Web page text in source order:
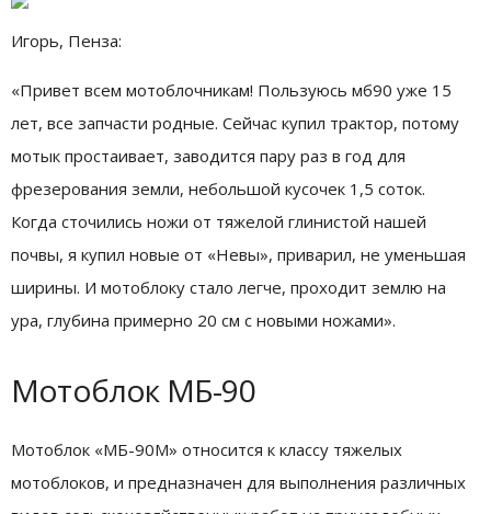
Игорь, Пенза:
«Привет всем мотоблочникам! Пользуюсь мб90 уже 15
лет, все запчасти родные. Сейчас купил трактор, потому
мотык простаивает, заводится пару раз в год для
фрезерования земли, небольшой кусочек 1,5 соток.
Когда сточились ножи от тяжелой глинистой нашей
почвы, я купил новые от «Невы», приварил, не уменьшая
ширины. И мотоблоку стало легче, проходит землю на
ура, глубина примерно 20 см с новыми ножами».
Мотоблок МБ-90
Мотоблок «МБ-90M» относится к классу тяжелых
мотоблоков, и предназначен для выполнения различных